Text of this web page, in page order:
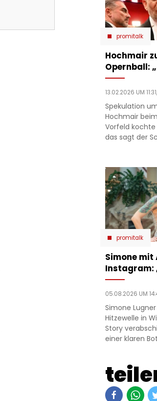
promitalk
Hochmair
Opernball:
13.02.2026 UM
Spekulation
Hochmair
Vorfeld
das sagt der
promitalk
Simone mit
Instagram:
05.08.2026 UM
Simone
Hitzewelle in
Story
einer klaren